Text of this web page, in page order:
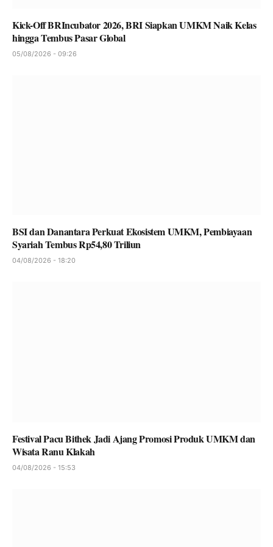
Kick-Off BRIncubator 2026, BRI Siapkan UMKM Naik Kelas
hingga Tembus Pasar Global
05/08/2026 - 09:26
BSI dan Danantara Perkuat Ekosistem UMKM, Pembiayaan
Syariah Tembus Rp54,80 Triliun
04/08/2026 - 18:20
Festival Pacu Bithek Jadi Ajang Promosi Produk UMKM dan
Wisata Ranu Klakah
04/08/2026 - 15:53